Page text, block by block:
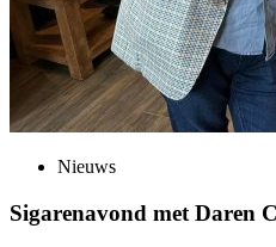
Nieuws
Sigarenavond met Daren